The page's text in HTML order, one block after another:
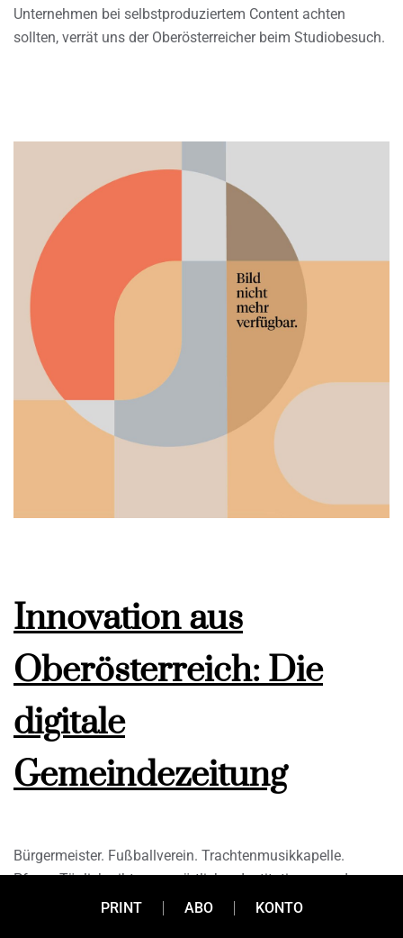
Unternehmen bei selbstproduziertem Content achten
sollten, verrät uns der Oberösterreicher beim Studiobesuch.
Innovation aus
Oberösterreich: Die
digitale
Gemeindezeitung
Bürgermeister. Fußballverein. Trachtenmusikkapelle.
Pfarre. Täglich gibt es von örtlichen Institutionen und
Vereinen Updates für die Leute in der Gemeinde. Als
PRINT ABO KONTO